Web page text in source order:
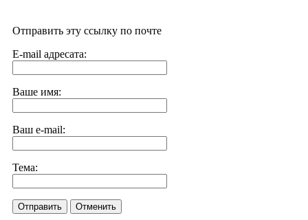
Отправить эту ссылку по почте
E-mail адресата:
Ваше имя:
Ваш e-mail:
Тема:
Отправить Отменить